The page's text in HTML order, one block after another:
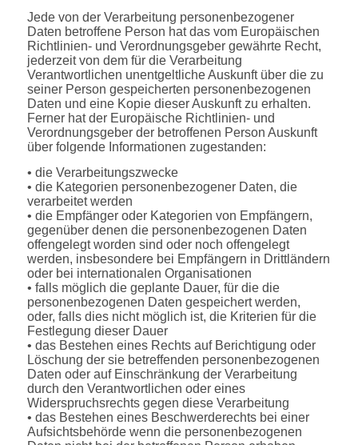
Jede von der Verarbeitung personenbezogener
Daten betroffene Person hat das vom Europäischen
Richtlinien- und Verordnungsgeber gewährte Recht,
jederzeit von dem für die Verarbeitung
Verantwortlichen unentgeltliche Auskunft über die zu
seiner Person gespeicherten personenbezogenen
Daten und eine Kopie dieser Auskunft zu erhalten.
Ferner hat der Europäische Richtlinien- und
Verordnungsgeber der betroffenen Person Auskunft
über folgende Informationen zugestanden:
• die Verarbeitungszwecke
• die Kategorien personenbezogener Daten, die
verarbeitet werden
• die Empfänger oder Kategorien von Empfängern,
gegenüber denen die personenbezogenen Daten
offengelegt worden sind oder noch offengelegt
werden, insbesondere bei Empfängern in Drittländern
oder bei internationalen Organisationen
• falls möglich die geplante Dauer, für die die
personenbezogenen Daten gespeichert werden,
oder, falls dies nicht möglich ist, die Kriterien für die
Festlegung dieser Dauer
• das Bestehen eines Rechts auf Berichtigung oder
Löschung der sie betreffenden personenbezogenen
Daten oder auf Einschränkung der Verarbeitung
durch den Verantwortlichen oder eines
Widerspruchsrechts gegen diese Verarbeitung
• das Bestehen eines Beschwerderechts bei einer
Aufsichtsbehörde wenn die personenbezogenen